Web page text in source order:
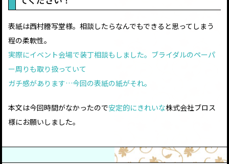
表紙は西村謄写堂様。相談したらなんでもできると思ってしまう
程の柔軟性。
実際にイベント会場で装丁相談もしました。ブライダルのペーパ
ー周りも取り扱っていて
ガチ感があります…今回の表紙の紙がそれ。
本文は今回時間がなかったので安定的にきれいな株式会社ブロス
様にお願いしました。